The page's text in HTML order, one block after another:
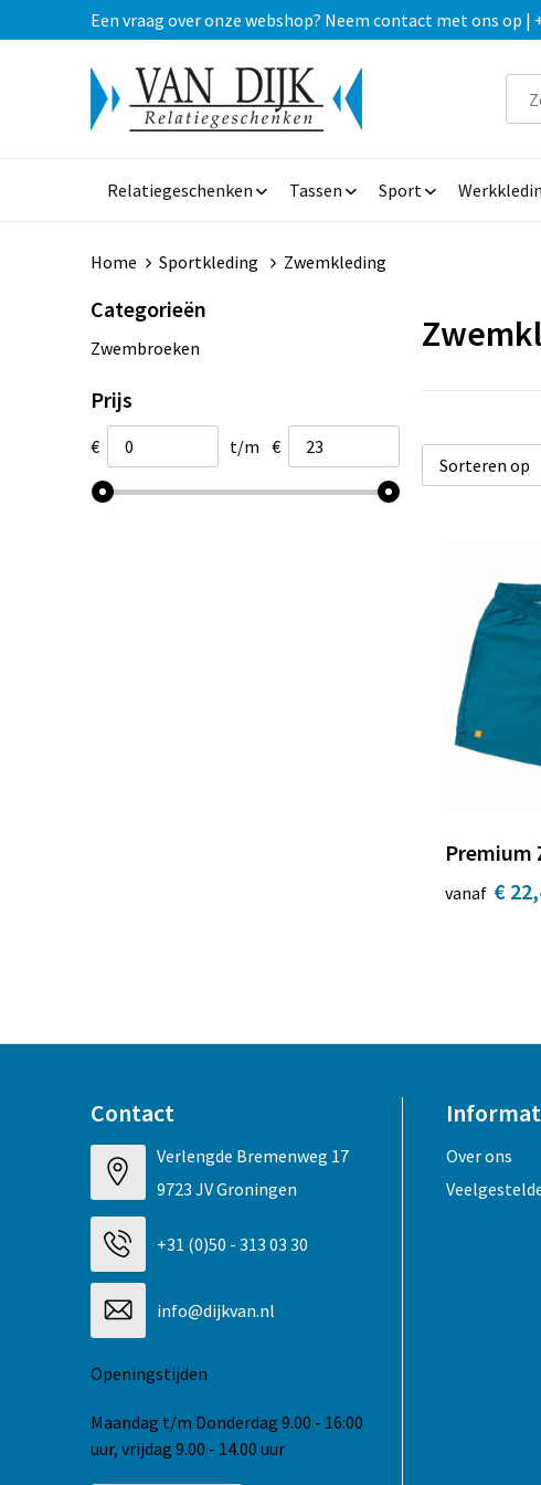
Een vraag over onze webshop? Neem contact met ons op |
Relatiegeschenken Tassen Sport
Home Sportkleding Zwemkleding
Categorieën
Zwembroeken
Prijs
€ t/m €
Premium
vanaf €
Contact
Verlengde Bremenweg 17
9723 JV Groningen
+31 (0)50 - 313 03 30
info@dijkvan.nl
Openingstijden
Maandag t/m Donderdag 9.00 - 16:00
uur, vrijdag 9.00 - 14.00 uur
Over ons